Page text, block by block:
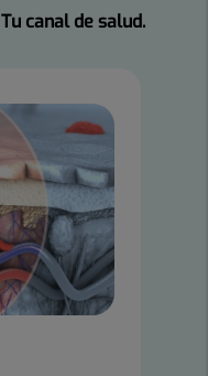
Tu canal de salud.